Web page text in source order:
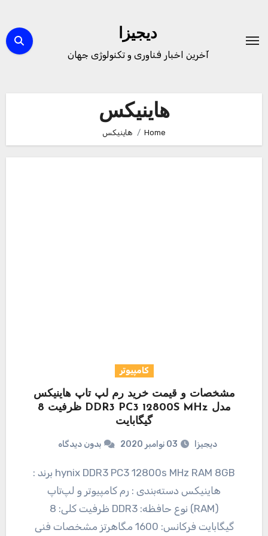
content
دیجیزا
آخرین اخبار فناوری و تکنولوژی جهان
هاینیکس
Home هاینیکس
کامپیوتر
مشخصات و قیمت خرید رم لپ تاپ هاینیکس
مدل DDR3 PC3 12800S MHz ظرفیت 8
گیگابایت
دیجیزا 03 نوامبر 2020 بدون دیدگاه
hynix DDR3 PC3 12800s MHz RAM 8GB برند :
هاینیکس دسته‌بندی : رم کامپیوتر و لپ‌تاپ
(RAM) نوع حافظه: DDR3 ظرفیت کلی: 8
گیگابایت فرکانس: 1600 مگاهرتز مشخصات فنی